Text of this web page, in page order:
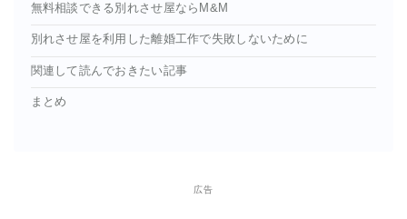
無料相談できる別れさせ屋ならM&M
別れさせ屋を利用した離婚工作で失敗しないために
関連して読んでおきたい記事
まとめ
広告